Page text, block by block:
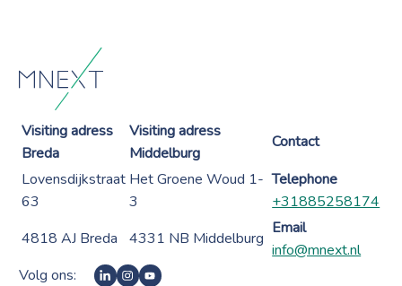
Visiting adress
Breda
Visiting adress
Middelburg
Contact
Lovensdijkstraat
63
Het Groene Woud 1-
3
Telephone
+31885258174
4818 AJ Breda
4331 NB Middelburg
Email
info@mnext.nl
Volg ons: